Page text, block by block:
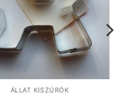
ÁLLAT KISZÚRÓK